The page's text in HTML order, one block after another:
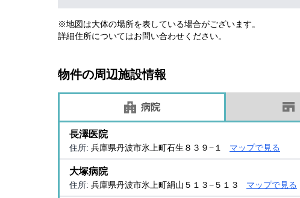
※地図は大体の場所を表している場合がございます。
詳細住所についてはお問い合わせください。
物件の周辺施設情報
病院
長澤医院
住所: 兵庫県丹波市氷上町石生８３９−１ マップで見る
大塚病院
住所: 兵庫県丹波市氷上町絹山５１３−５１３ マップで見る